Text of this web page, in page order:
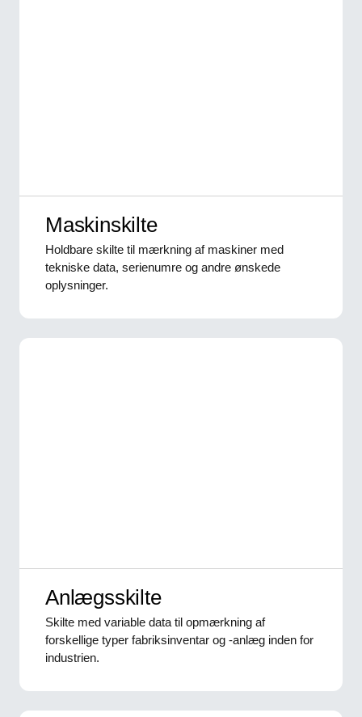
Maskinskilte
Holdbare skilte til mærkning af maskiner med
tekniske data, serienumre og andre ønskede
oplysninger.
Anlægsskilte
Skilte med variable data til opmærkning af
forskellige typer fabriksinventar og -anlæg inden for
industrien.